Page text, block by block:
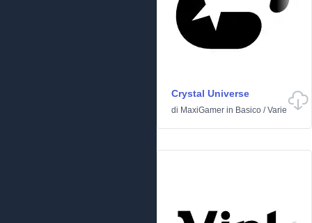
Crystal Universe
di MaxiGamer in Basico /Varie